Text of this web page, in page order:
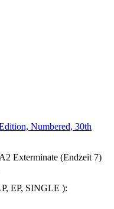
Numbered, 30th
Exterminate (Endzeit 7)
EP, SINGLE ):